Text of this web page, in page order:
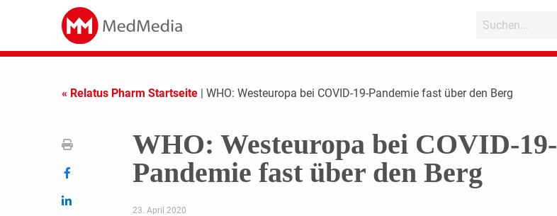
« Relatus Pharm Startseite | WHO: Westeuropa bei COVID-19-Pandemie fast über den Berg
WHO: Westeuropa bei COVID-19-
Pandemie fast über den Berg
23. April 2020